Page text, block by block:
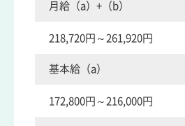
月給（a）+（b）
218,720円～261,920円
基本給（a）
172,800円～216,000円